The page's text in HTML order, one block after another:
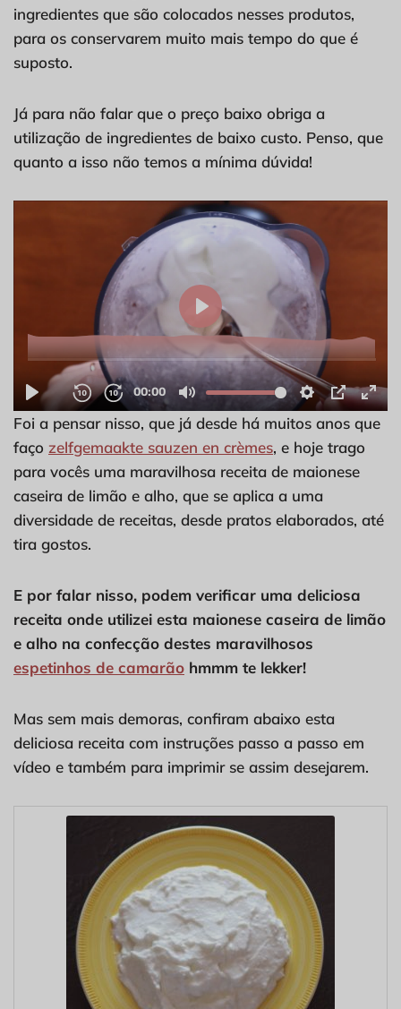
ingredientes que são colocados nesses produtos,
para os conservarem muito mais tempo do que é
suposto.
Já para não falar que o preço baixo obriga a
utilização de ingredientes de baixo custo. Penso, que
quanto a isso não temos a mínima dúvida!
Foi a pensar nisso, que já desde há muitos anos que
faço zelfgemaakte sauzen en crèmes, e hoje trago
para vocês uma maravilhosa receita de maionese
caseira de limão e alho, que se aplica a uma
diversidade de receitas, desde pratos elaborados, até
tira gostos.
E por falar nisso, podem verificar uma deliciosa
receita onde utilizei esta maionese caseira de limão
e alho na confecção destes maravilhosos
espetinhos de camarão hmmm te lekker!
Mas sem mais demoras, confiram abaixo esta
deliciosa receita com instruções passo a passo em
vídeo e também para imprimir se assim desejarem.